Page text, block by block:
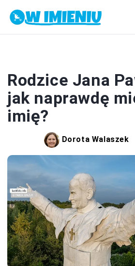
Rodzice Jana
jak naprawdę
imię?
Dorota Walaszek